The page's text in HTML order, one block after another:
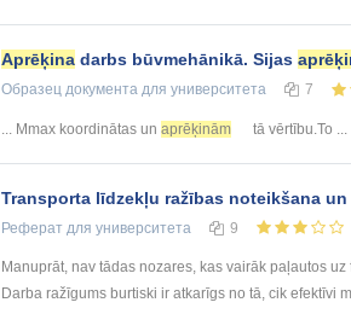
Aprēķina darbs būvmehānikā. Sijas
Образец документа для университета 7
... Mmax koordinātas un aprēķinām tā vērtību.To ...
Transporta līdzekļu ražības noteikšana
Реферат для университета 9
Manuprāt, nav tādas nozares, kas vairāk paļautos
Darba ražīgums burtiski ir atkarīgs no tā, cik efektīvi